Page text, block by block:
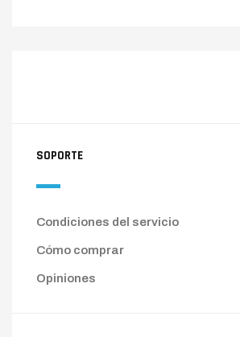
SOPORTE
Condiciones del servicio
Cómo comprar
Opiniones